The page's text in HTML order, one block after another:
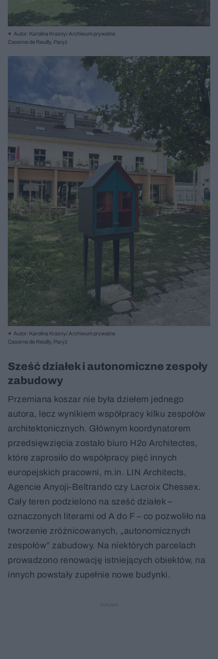
Autor: Karolina Krasny/ Archiwum prywatne
Caserne de Reuilly, Paryż
Autor: Karolina Krasny/ Archiwum prywatne
Caserne de Reuilly, Paryż
Sześć działek i autonomiczne zespoły
zabudowy
Przemiana koszar nie była dziełem jednego
autora, lecz wynikiem współpracy kilku zespołów
architektonicznych. Głównym koordynatorem
przedsięwzięcia zostało biuro H2o Architectes,
które zaprosiło do współpracy pięć innych
europejskich pracowni, m.in. LIN Architects,
Agencie Anyoji-Beltrando czy Lacroix Chessex.
Cały teren podzielono na sześć działek –
oznaczonych literami od A do F – co pozwoliło na
tworzenie zróżnicowanych, „autonomicznych
zespołów” zabudowy. Na niektórych parcelach
prowadzono renowację istniejących obiektów, na
innych powstały zupełnie nowe budynki.